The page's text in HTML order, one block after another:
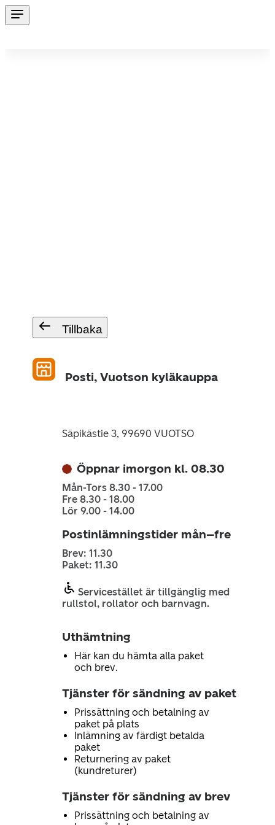
Tillbaka
Posti, Vuotson kyläkauppa
Säpikästie 3, 99690 VUOTSO
Öppnar imorgon kl. 08.30
Mån-Tors 8.30 - 17.00
Fre 8.30 - 18.00
Lör 9.00 - 14.00
Postinlämningstider mån–fre
Brev: 11.30
Paket: 11.30
Servicestället är tillgänglig med
rullstol, rollator och barnvagn.
Uthämtning
Här kan du hämta alla paket
och brev.
Tjänster för sändning av paket
Prissättning och betalning av
paket på plats
Inlämning av färdigt betalda
paket
Returnering av paket
(kundreturer)
Tjänster för sändning av brev
Prissättning och betalning av